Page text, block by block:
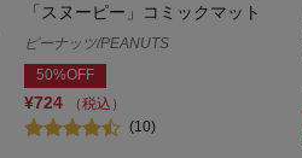
「スヌーピー」コミックマット
ピーナッツ/PEANUTS
50%OFF
¥724
（税込）
(10)